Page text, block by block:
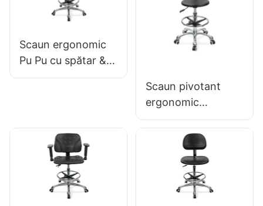
personalizat Hewei
Scaun ergonomic
Pu Pu cu spătar &
Scaun integral din
Scaun pivotant
ergonomic
profesional IC142
cu spătar PU &
cotiere inel de
picior reglabil &
Baza de 5 stele
pentru laboratoare